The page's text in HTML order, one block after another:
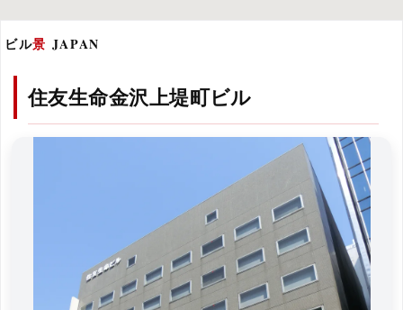
ビル景 JAPAN
住友生命金沢上堤町ビル